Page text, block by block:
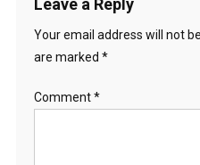
Leave a Reply
Your email address will not
are marked *
Comment*